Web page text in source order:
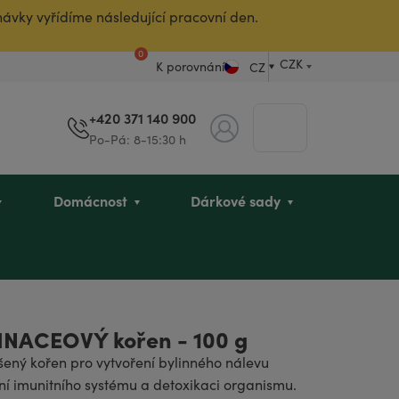
vyřídíme následující pracovní den.
0
K porovnání CZ CZK
+420 371 140 900
Po-Pá: 8-15:30 h
BELAIR PUR Exclusive
Parfémy
Menopauza
chlapce
Domácnost Dárkové sady
Dárkové sady
kořen - 100 g
kořen pro vytvoření bylinného nálevu
imunitního systému a detoxikaci organismu.